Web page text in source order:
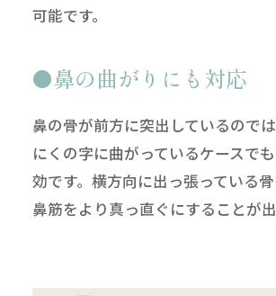
可能です。
鼻の曲がりにも対応
鼻の骨が前方に突出しているので
にくの字に曲がっているケースで
効です。横方向に出っ張っている
鼻筋をより真っ直ぐにすることが出